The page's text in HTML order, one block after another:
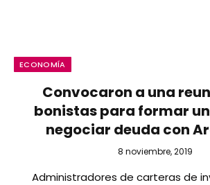
ECONOMÍA
Convocaron a una
bonistas para formar
negociar deuda con
8 noviembre, 2019
Administradores de carteras de